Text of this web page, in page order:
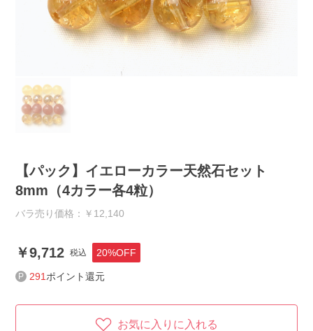
【パック】イエローカラー天然石セット
8mm（4カラー各4粒）
バラ売り価格：￥12,140
9,712 税込 20%OFF
291 ポイント還元
お気に入りに入れる